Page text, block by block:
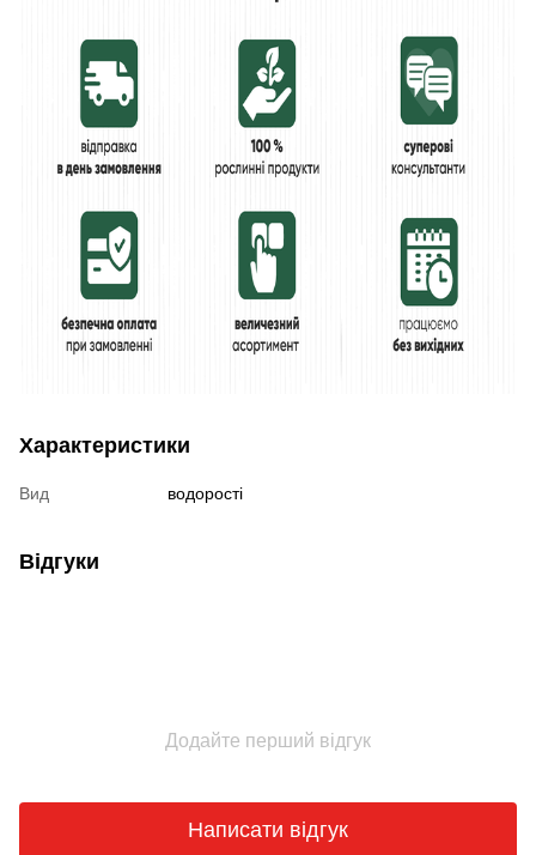
Характеристики
Вид водорості
Відгуки
Додайте перший відгук
Написати відгук